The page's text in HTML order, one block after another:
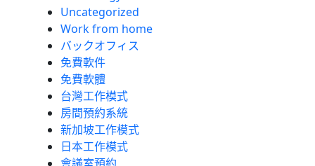
Uncategorized
Work from home
バックオフィス
免費軟件
免費軟體
台灣工作模式
房間預約系統
新加坡工作模式
日本工作模式